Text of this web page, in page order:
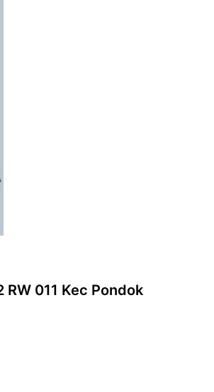
011 Kec Pondok